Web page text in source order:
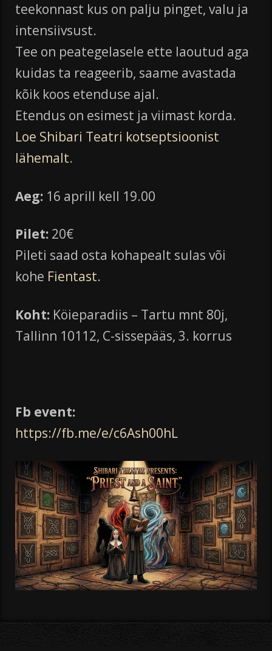
teekonnast kus on palju pinget, valu ja
intensiivsust.
Tee on peategelasele ette laoutud aga
kuidas ta reageerib, saame avastada
kõik koos etenduse ajal.
Etendus on esimest ja viimast korda.
Loe Shibari Teatri kotseptsioonist
lähemalt.
Aeg: 16 aprill kell 19.00
Pilet: 20€
Pileti saad osta kohapealt sulas või
kohe Fientast.
Koht: Köieparadiis – Tartu mnt 80j,
Tallinn 10112, C-sissepääs, 3. korrus
Fb event:
https://fb.me/e/c6Ash00hL